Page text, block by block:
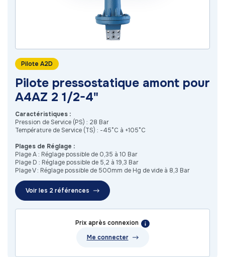
Pilote A2D
Pilote pressostatique amont pour
A4AZ 2 1/2-4"
Caractéristiques :
Pression de Service (PS) : 28 Bar
Température de Service (TS) : -45°C à +105°C
Plages de Réglage :
Plage A : Réglage possible de 0,35 à 10 Bar
Plage D : Réglage possible de 5,2 à 19,3 Bar
Plage V : Réglage possible de 500mm de Hg de vide à 8,3 Bar
Voir les 2 références
Prix après connexion
Me connecter